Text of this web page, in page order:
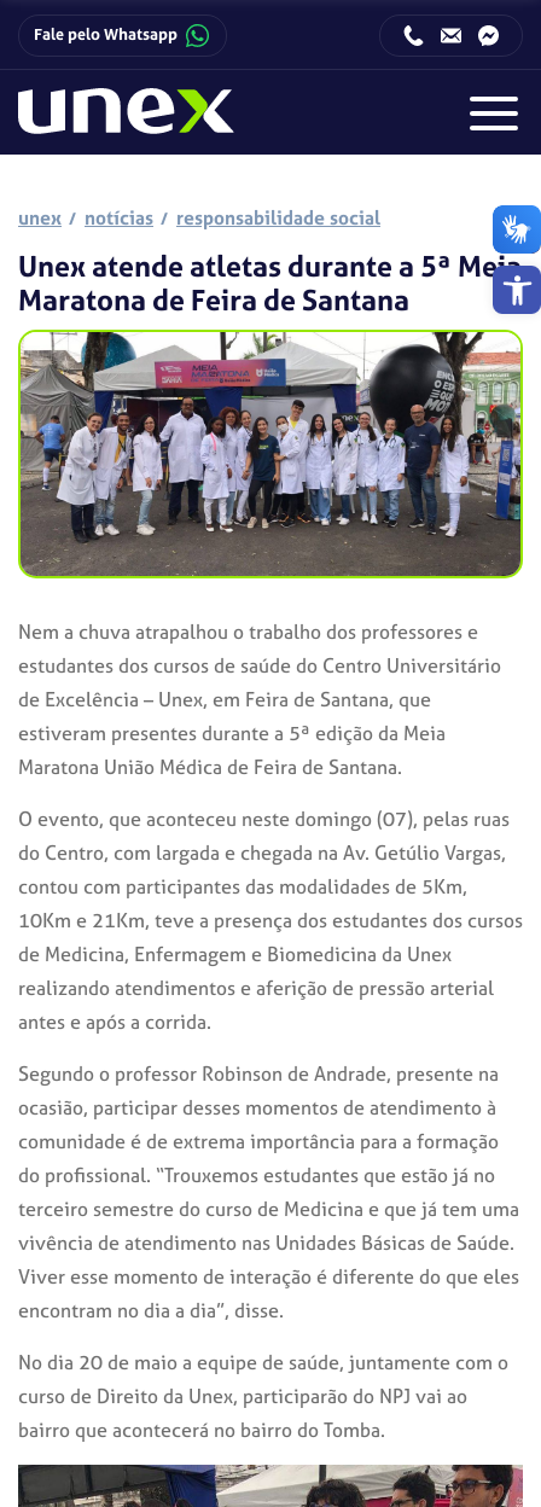
Barra
Fale pelo Whatsapp
unex notícias responsabilidade social
Unex atende atletas durante a 5ª Meia
Maratona de Feira de Santana
Nem a chuva atrapalhou o trabalho dos professores e
estudantes dos cursos de saúde do Centro Universitário
de Excelência – Unex, em Feira de Santana, que
estiveram presentes durante a 5ª edição da Meia
Maratona União Médica de Feira de Santana.
O evento, que aconteceu neste domingo (07), pelas ruas
do Centro, com largada e chegada na Av. Getúlio Vargas,
contou com participantes das modalidades de 5Km,
10Km e 21Km, teve a presença dos estudantes dos cursos
de Medicina, Enfermagem e Biomedicina da Unex
realizando atendimentos e aferição de pressão arterial
antes e após a corrida.
Segundo o professor Robinson de Andrade, presente na
ocasião, participar desses momentos de atendimento à
comunidade é de extrema importância para a formação
do profissional. “Trouxemos estudantes que estão já no
terceiro semestre do curso de Medicina e que já tem uma
vivência de atendimento nas Unidades Básicas de Saúde.
Viver esse momento de interação é diferente do que eles
encontram no dia a dia”, disse.
No dia 20 de maio a equipe de saúde, juntamente com o
curso de Direito da Unex, participarão do NPJ vai ao
bairro que acontecerá no bairro do Tomba.